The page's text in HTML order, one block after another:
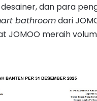
desainer, dan para
bathroomdari
JOMOO meraih